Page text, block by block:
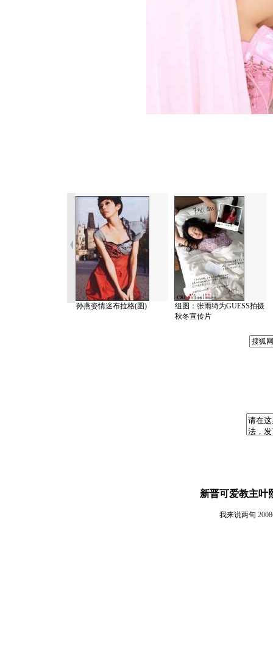
孙燕姿情迷布拉格(图)
组图：张雨绮为GUESS拍摄
秋冬宣传片
新晋可爱教主叶
我来说两句